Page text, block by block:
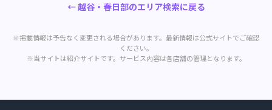
← 越谷・春日部のエリア検索に戻る
※掲載情報は予告なく変更される場合があります。最新情報は公式サイトでご確認
ください。
※当サイトは紹介サイトです。サービス内容は各店舗の管理となります。